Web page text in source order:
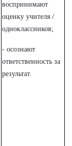
воспринимают
оценку учителя /
одноклассников;
- осознают
ответственность за
результат.